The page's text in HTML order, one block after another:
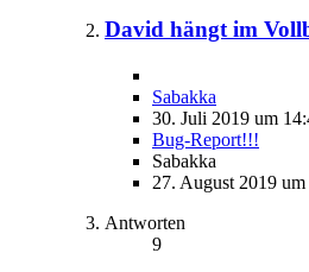
David hängt im
Sabakka
30. Juli 2019 um
Bug-Report!!!
Sabakka
27. August 2019
Antworten
9